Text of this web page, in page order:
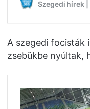
A szegedi focisták
zsebükbe nyúltak,